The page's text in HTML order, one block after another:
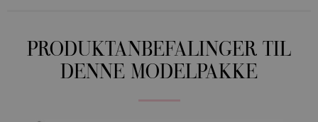
PRODUKTANBEFALINGER TIL
DENNE MODELPAKKE